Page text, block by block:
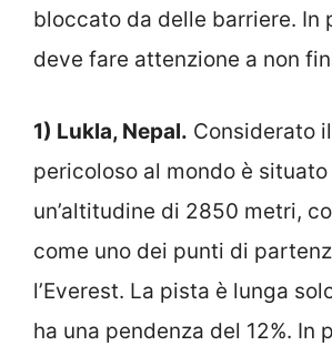
bloccato da delle barriere. In
deve fare attenzione a non
1) Lukla, Nepal. Considerato
pericoloso al mondo è situato
un’altitudine di 2850 metri,
come uno dei punti di
l’Everest. La pista è lunga
ha una pendenza del 12%. In